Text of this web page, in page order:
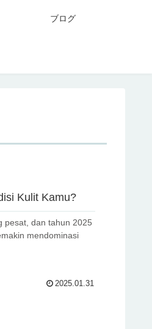
ブログ
Kulit Kamu?
pesat, dan tahun 2025
mendominasi
2025.01.31